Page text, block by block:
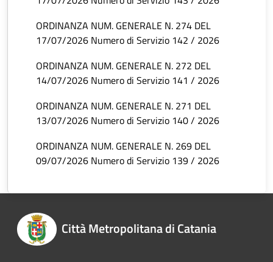
ORDINANZA NUM. GENERALE N. 274 DEL
17/07/2026 Numero di Servizio 142 / 2026
ORDINANZA NUM. GENERALE N. 272 DEL
14/07/2026 Numero di Servizio 141 / 2026
ORDINANZA NUM. GENERALE N. 271 DEL
13/07/2026 Numero di Servizio 140 / 2026
ORDINANZA NUM. GENERALE N. 269 DEL
09/07/2026 Numero di Servizio 139 / 2026
Città Metropolitana di Catania